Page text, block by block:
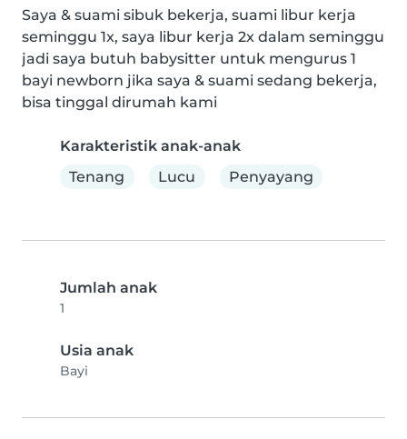
Saya & suami sibuk bekerja, suami libur kerja
seminggu 1x, saya libur kerja 2x dalam seminggu
jadi saya butuh babysitter untuk mengurus 1
bayi newborn jika saya & suami sedang bekerja,
bisa tinggal dirumah kami
Karakteristik anak-anak
Tenang
Lucu Penyayang
Jumlah anak
1
Usia anak
Bayi